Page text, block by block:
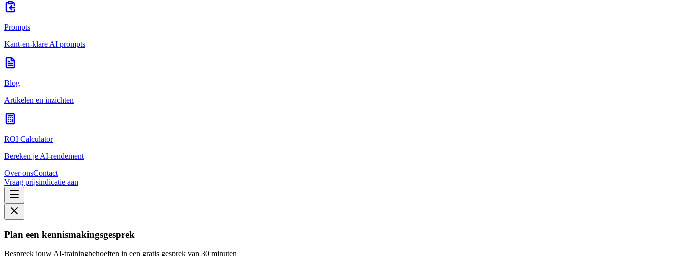
Prompts
Kant-en-klare AI prompts
Blog
Artikelen en inzichten
ROI Calculator
Bereken je AI-rendement
Over onsContact
Vraag prijsindicatie aan
Plan een kennismakingsgesprek
Bespreek jouw AI-trainingbehoeften in een gratis gesprek van 30 minuten